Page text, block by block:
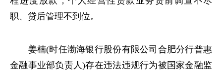
职、贷后管理不到位。
姜楠(时任渤海银行股份有限公司合肥分行普惠
金融事业部负责人)存在违法违规行为被国家金融监